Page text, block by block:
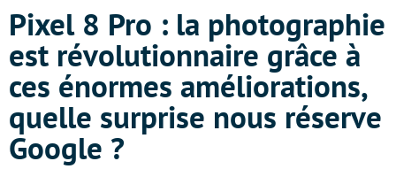
Pixel 8 Pro : la photographie
est révolutionnaire grâce à
ces énormes améliorations,
quelle surprise nous réserve
Google ?